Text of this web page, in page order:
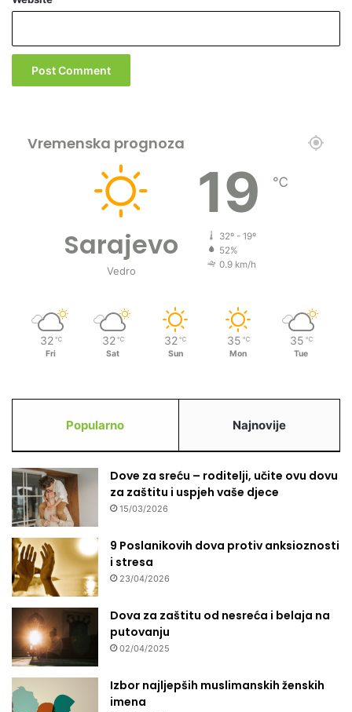
Vremenska prognoza
Sarajevo
Vedro
19 ℃
32º - 19º
52%
0.9 km/h
32 ℃
Fri
32 ℃
Sat
32 ℃
Sun
35 ℃
Mon
35 ℃
Tue
Popularno Najnovije
Dove za sreću – roditelji, učite ovu dovu
za zaštitu i uspjeh vaše djece
15/03/2026
9 Poslanikovih dova protiv anksioznosti
i stresa
23/04/2026
Dova za zaštitu od nesreća i belaja na
putovanju
02/04/2025
Izbor najljepših muslimanskih ženskih
imena